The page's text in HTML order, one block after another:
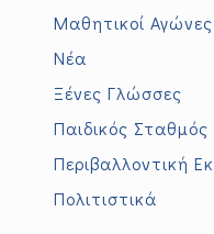
Μαθητικοί Αγώνες
Νέα
Ξένες Γλώσσες
Παιδικός
Περιβαλλοντική
Πολιτιστικά